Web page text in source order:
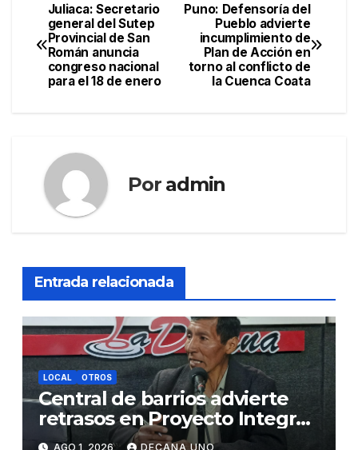
Navegación
de
entradas
Puno: Defensoría del
Pueblo advierte
incumplimiento de
Plan de Acción en
torno al conflicto de
la Cuenca Coata
Juliaca: Secretario
general del Sutep
Provincial de San
Román anuncia
congreso nacional
para el 18 de enero
Por admin
Entrada relacionada
LOCAL OTROS
Central de barrios advierte
retrasos en Proyecto Integral
de Agua y Alcantarillado para
AGO 1, 2026 DECANA UNO